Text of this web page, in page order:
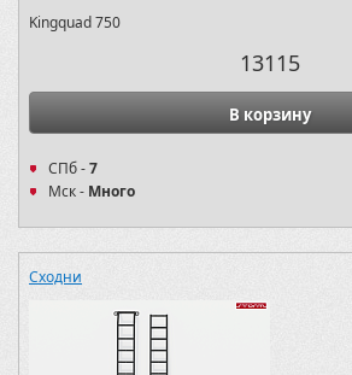
Kingquad 750
13115
В корзину
СПб -7
Мск - Много
Сходни